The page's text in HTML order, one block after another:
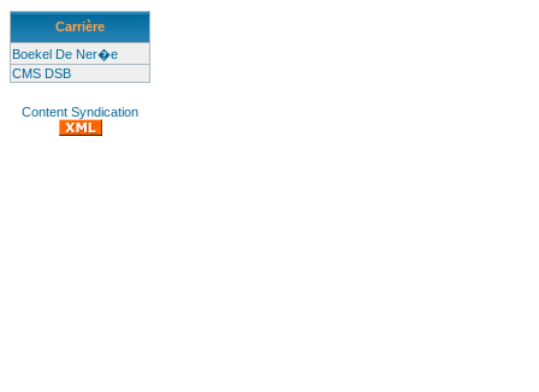
Carrière
Boekel De Ner�e
CMS DSB
Content Syndication